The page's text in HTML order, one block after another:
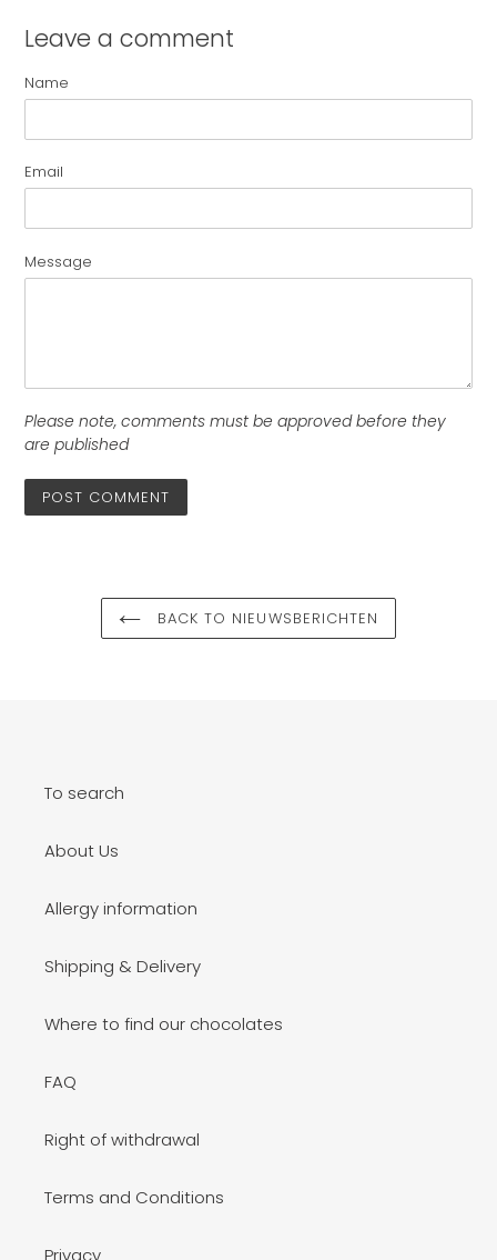
Leave a comment
Name
Email
Message
Please note, comments must be approved before they
are published
BACK TO NIEUWSBERICHTEN
To search
About Us
Allergy information
Shipping & Delivery
Where to find our chocolates
FAQ
Right of withdrawal
Terms and Conditions
Privacy